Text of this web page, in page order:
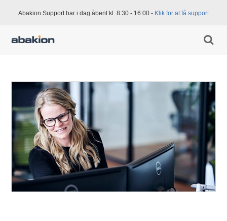
Abakion Support har i dag åbent kl. 8:30 - 16:00 - Klik for at få support